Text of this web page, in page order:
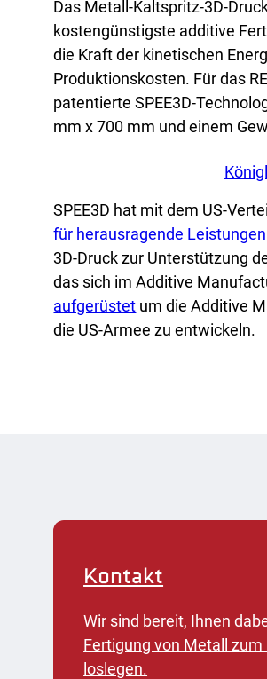
Das Metall-Kaltspritz-3D-
kostengünstigste additive
die Kraft der kinetischen
Produktionskosten. Für das
patentierte SPEE3D-
mm x 700 mm und einem
SPEE3D hat mit dem US-
für herausragende
3D-Druck zur Unterstützung
das sich im Additive
aufgerüstet um die Additive
die US-Armee zu entwickeln.
Kontakt
Wir sind bereit, Ihnen
Fertigung von Metall
loslegen.